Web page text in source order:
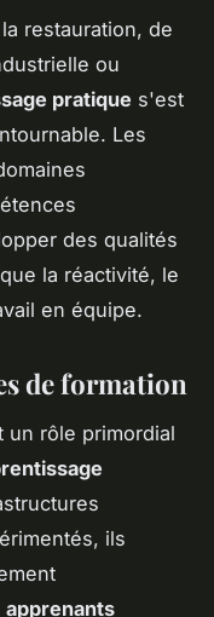
restauration, de
ou
pratique s'est
Les
des qualités
la réactivité, le
en équipe.
de formation
un rôle primordial
ils
apprenants